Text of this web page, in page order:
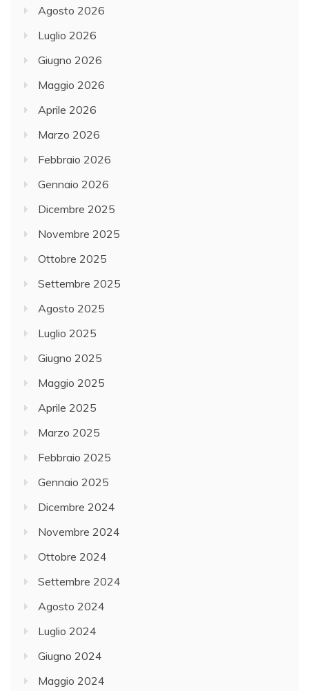
Agosto 2026
Luglio 2026
Giugno 2026
Maggio 2026
Aprile 2026
Marzo 2026
Febbraio 2026
Gennaio 2026
Dicembre 2025
Novembre 2025
Ottobre 2025
Settembre 2025
Agosto 2025
Luglio 2025
Giugno 2025
Maggio 2025
Aprile 2025
Marzo 2025
Febbraio 2025
Gennaio 2025
Dicembre 2024
Novembre 2024
Ottobre 2024
Settembre 2024
Agosto 2024
Luglio 2024
Giugno 2024
Maggio 2024